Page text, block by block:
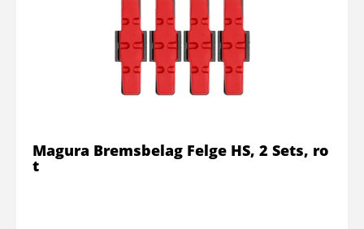
Magura Bremsbelag Felge HS, 2 Sets, ro
t